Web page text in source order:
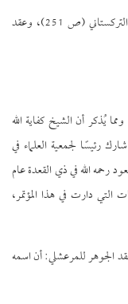
([2]) ينظر: الفتح الرباني للشيخ خالد بن عبد الكريم التركستاني (ص 251)، وعقد
يُذكر أن الشيخ كفاية الله
رئيسًا لجمعية العلماء في
رحمه الله في ذي القعدة عام
التي دارت في هذا المؤتمر،
الجوهر للمرعشلي: أن اسمه